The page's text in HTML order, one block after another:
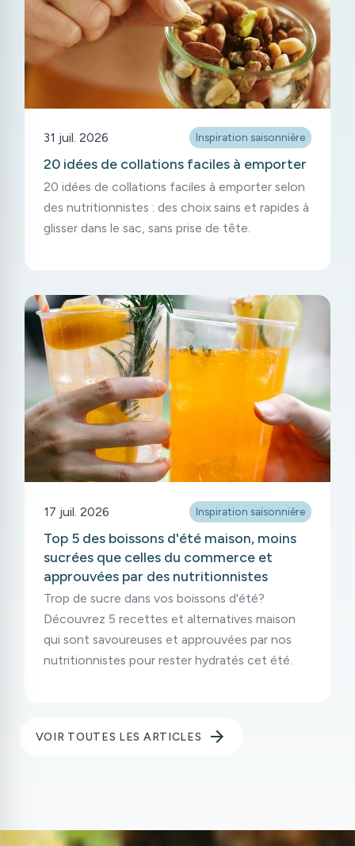
31 juil. 2026 Inspiration saisonnière
20 idées de collations faciles à emporter
20 idées de collations faciles à emporter selon
des nutritionnistes : des choix sains et rapides à
glisser dans le sac, sans prise de tête.
17 juil. 2026 Inspiration saisonnière
Top 5 des boissons d'été maison, moins
sucrées que celles du commerce et
approuvées par des nutritionnistes
Trop de sucre dans vos boissons d'été?
Découvrez 5 recettes et alternatives maison
qui sont savoureuses et approuvées par nos
nutritionnistes pour rester hydratés cet été.
VOIR TOUTES LES ARTICLES